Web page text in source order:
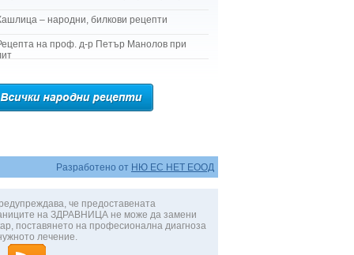
– народни, билкови рецепти
на проф. д-р Петър Манолов при
Разработено от НЮ ЕС НЕТ ЕООД
че предоставената
на ЗДРАВНИЦА не може да замени
поставянето на професионална диагноза
лечение.